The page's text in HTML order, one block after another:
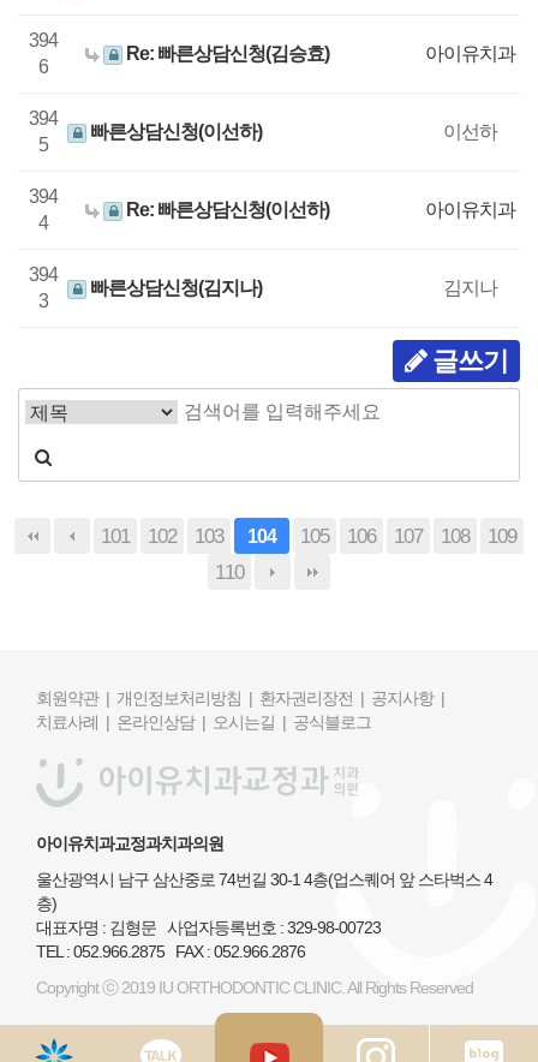
394
6
Re: 빠른상담신청(김승효) 아이유치과
394
5
빠른상담신청(이선하) 이선하
394
4
Re: 빠른상담신청(이선하) 아이유치과
394
3
빠른상담신청(김지나) 김지나
글쓰기
101 102 103 104 105 106 107 108
109
110
회원약관 | 개인정보처리방침 | 환자권리장전 | 공지사항 |
치료사례 | 온라인상담 | 오시는길 | 공식블로그
아이유치과교정과치과의원
울산광역시 남구 삼산중로 74번길 30-1 4층(업스퀘어 앞 스타벅스 4
층)
대표자명 : 김형문 사업자등록번호 : 329-98-00723
TEL : 052.966.2875 FAX : 052.966.2876
Copyright ⓒ 2019 IU ORTHODONTIC CLINIC. All Rights Reserved